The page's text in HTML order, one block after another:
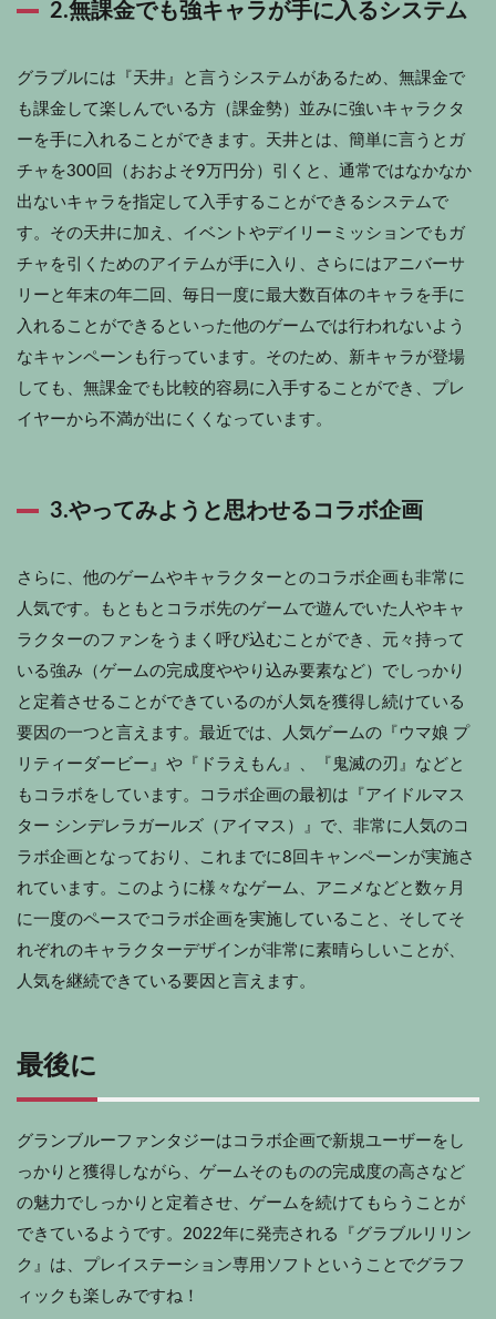
2.無課金でも強キャラが手に入るシステム
グラブルには『天井』と言うシステムがあるため、無課金で
も課金して楽しんでいる方（課金勢）並みに強いキャラクタ
ーを手に入れることができます。天井とは、簡単に言うとガ
チャを300回（おおよそ9万円分）引くと、通常ではなかなか
出ないキャラを指定して入手することができるシステムで
す。その天井に加え、イベントやデイリーミッションでもガ
チャを引くためのアイテムが手に入り、さらにはアニバーサ
リーと年末の年二回、毎日一度に最大数百体のキャラを手に
入れることができるといった他のゲームでは行われないよう
なキャンペーンも行っています。そのため、新キャラが登場
しても、無課金でも比較的容易に入手することができ、プレ
イヤーから不満が出にくくなっています。
3.やってみようと思わせるコラボ企画
さらに、他のゲームやキャラクターとのコラボ企画も非常に
人気です。もともとコラボ先のゲームで遊んでいた人やキャ
ラクターのファンをうまく呼び込むことができ、元々持って
いる強み（ゲームの完成度ややり込み要素など）でしっかり
と定着させることができているのが人気を獲得し続けている
要因の一つと言えます。最近では、人気ゲームの『ウマ娘 プ
リティーダービー』や『ドラえもん』、『鬼滅の刃』などと
もコラボをしています。コラボ企画の最初は『アイドルマス
ター シンデレラガールズ（アイマス）』で、非常に人気のコ
ラボ企画となっており、これまでに8回キャンペーンが実施さ
れています。このように様々なゲーム、アニメなどと数ヶ月
に一度のペースでコラボ企画を実施していること、そしてそ
れぞれのキャラクターデザインが非常に素晴らしいことが、
人気を継続できている要因と言えます。
最後に
グランブルーファンタジーはコラボ企画で新規ユーザーをし
っかりと獲得しながら、ゲームそのものの完成度の高さなど
の魅力でしっかりと定着させ、ゲームを続けてもらうことが
できているようです。2022年に発売される『グラブルリリン
ク』は、プレイステーション専用ソフトということでグラフ
ィックも楽しみですね！